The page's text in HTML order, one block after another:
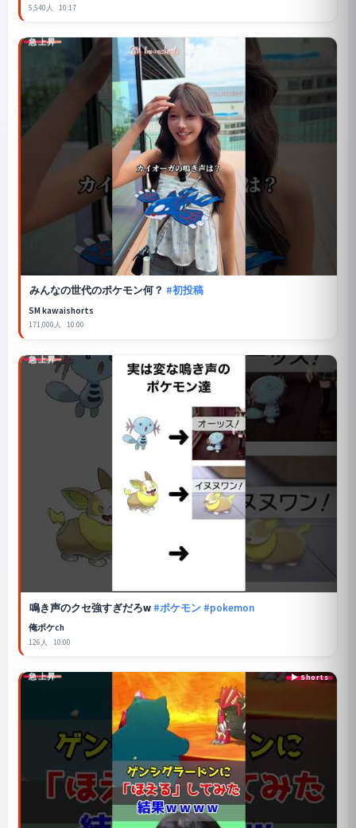
5,540人 10:17
みんなの世代のポケモン何？ #初投稿
急上昇
SM kawaishorts
171,000人 10:00
鳴き声のクセ強すぎだろw #ポケモン #pokemon
急上昇
俺ポケch
126人 10:00
急上昇